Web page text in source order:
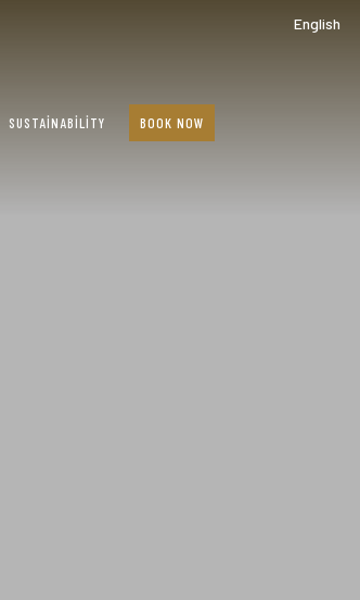
English
SUSTAINABILITY BOOK NOW